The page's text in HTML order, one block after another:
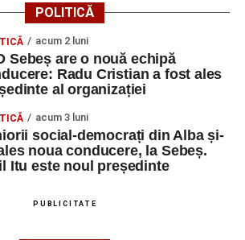
POLITICĂ
acum 2 luni
Sebeș are o nouă echipă
Radu Cristian a fost ales
al organizației
acum 3 luni
social-democrați din Alba și-
noua conducere, la Sebeș.
Itu este noul președinte
PUBLICITATE